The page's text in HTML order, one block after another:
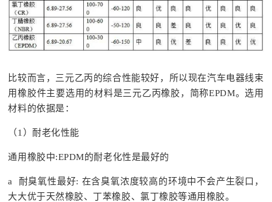
比较而言，三元乙丙的综合性能较好，所以现在汽车电器线束
用橡胶件主要选用的材料是三元乙丙橡胶，简称EPDM。选用
材料的依据是：
（1）耐老化性能
通用橡胶中:EPDM的耐老化性是最好的
a 耐臭氧性最好: 在含臭氧浓度较高的环境中不会产生裂口，
大大优于天然橡胶、丁苯橡胶、氯丁橡胶等通用橡胶。